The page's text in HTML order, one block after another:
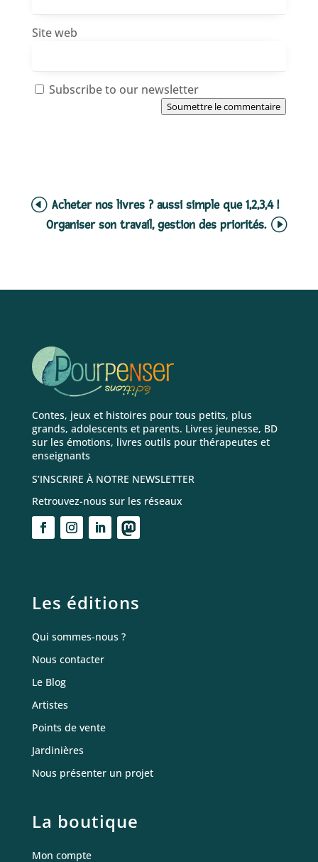
Site web
Subscribe to our newsletter
Soumettre le commentaire
Acheter nos livres ? aussi simple que 1,2,3,4 !
Organiser son travail, gestion des priorités.
Contes, jeux et histoires pour tous petits, plus
grands, adolescents et parents. Livres jeunesse, BD
sur les émotions, livres outils pour thérapeutes et
enseignants
S’INSCRIRE À NOTRE NEWSLETTER
Retrouvez-nous sur les réseaux
Les éditions
Qui sommes-nous ?
Nous contacter
Le Blog
Artistes
Points de vente
Jardinières
Nous présenter un projet
La boutique
Mon compte